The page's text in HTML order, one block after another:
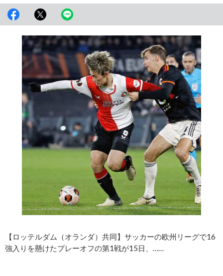
【ロッテルダム（オランダ）共同】サッカーの欧州リーグで16
強入りを懸けたプレーオフの第1戦が15日、……